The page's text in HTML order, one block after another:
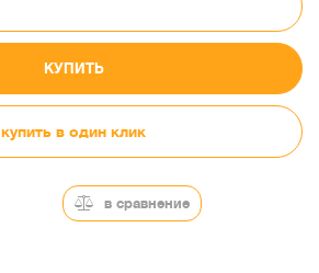
КУПИТЬ
купить в один клик
в сравнение